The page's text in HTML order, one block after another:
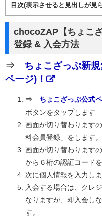
目次(表示させると見出しが見
chocoZAP【ちょこ
登録 & 入会方法
⇒ ちょこざっぷ新
ページ)！
⇒ ちょこざっぷ公式
ボタンをタップします
画面が切り替わります
料会員登録」をします。
画面が切り替わります
から６桁の認証コード
次に個人情報を入力しま
入会する場合は、クレ
なりますが、即入会し
す。